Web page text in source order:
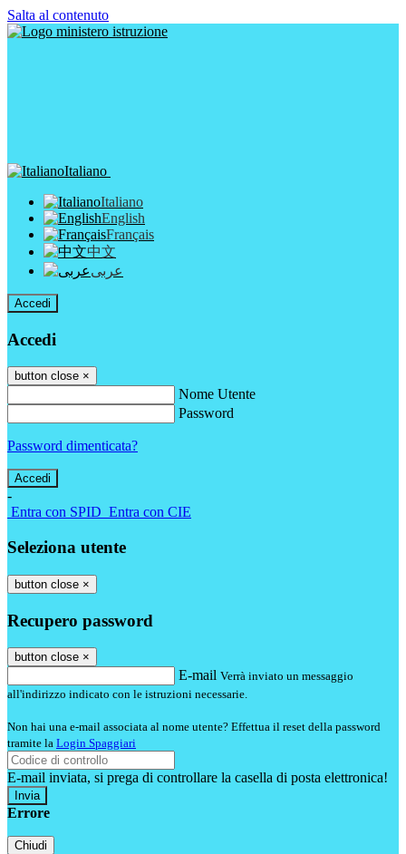
Salta al contenuto
Italiano
Italiano
English
Français
中文
عربى
Accedi
Accedi
button close ×
Nome Utente
Password
Password dimenticata?
-
Entra con SPID Entra con CIE
Seleziona utente
button close ×
Recupero password
button close ×
E-mail Verrà inviato un messaggio
all'indirizzo indicato con le istruzioni necessarie.
Non hai una e-mail associata al nome utente? Effettua il reset della password
tramite la Login Spaggiari
E-mail inviata, si prega di controllare la casella di posta elettronica!
Errore
Chiudi